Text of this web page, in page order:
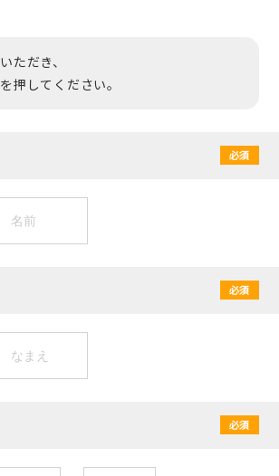
ただき、
押してください。
必須
必須
必須